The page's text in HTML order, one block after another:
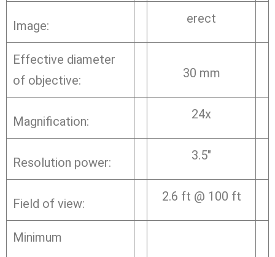
Image: erect
Effective diameter
of objective:
30 mm
Magnification: 24x
Resolution power: 3.5″
Field of view: 2.6 ft @ 100 ft
Minimum